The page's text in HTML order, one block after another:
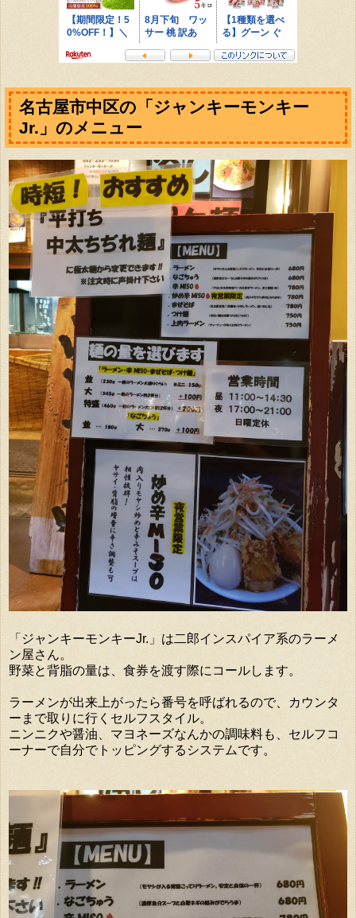
名古屋市中区の「ジャンキーモンキー
Jr.」のメニュー
「ジャンキーモンキーJr.」は二郎インスパイア系のラーメ
ン屋さん。
野菜と背脂の量は、食券を渡す際にコールします。
ラーメンが出来上がったら番号を呼ばれるので、カウンタ
ーまで取りに行くセルフスタイル。
ニンニクや醤油、マヨネーズなんかの調味料も、セルフコ
ーナーで自分でトッピングするシステムです。